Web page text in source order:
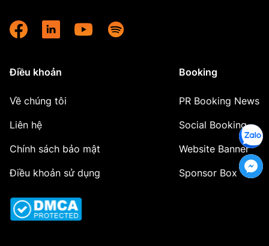
Điều khoản
Về chúng tôi
Liên hệ
Chính sách bảo mật
Điều khoản sử dụng
Booking
PR Booking News
Social Booking
Website Banner
Sponsor Box